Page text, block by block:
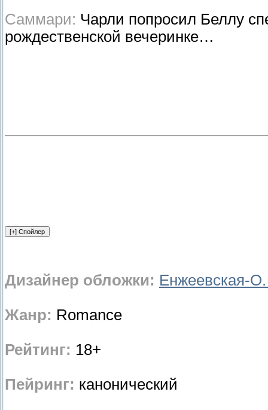
Саммари: Чарли попросил Беллу
рождественской вечеринке…
Дизайнер обложки: Енжеевская-
Жанр: Romance
Рейтинг: 18+
Пейринг: канонический